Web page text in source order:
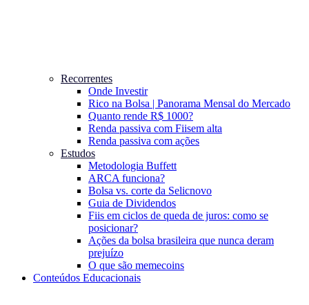
Recorrentes
Onde Investir
Rico na Bolsa | Panorama Mensal do Mercado
Quanto rende R$ 1000?
Renda passiva com Fiisem alta
Renda passiva com ações
Estudos
Metodologia Buffett
ARCA funciona?
Bolsa vs. corte da Selicnovo
Guia de Dividendos
Fiis em ciclos de queda de juros: como se
posicionar?
Ações da bolsa brasileira que nunca deram
prejuízo
O que são memecoins
Conteúdos Educacionais